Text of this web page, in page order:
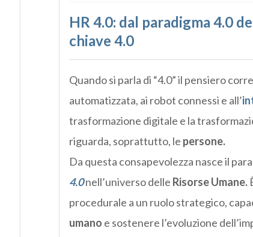
HR 4.0: dal paradigma 4.0
chiave 4.0
Quando si parla di “4.0” il pensiero
automatizzata, ai robot connessi e all’
trasformazione digitale e la
riguarda, soprattutto, le persone.
Da questa consapevolezza nasce il
4.0nell’universo delle Risorse Umane.
procedurale a un ruolo strategico,
umano e sostenere l’evoluzione